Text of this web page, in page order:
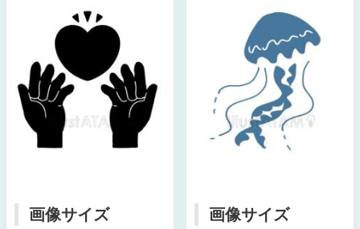
画像サイズ 画像サイズ